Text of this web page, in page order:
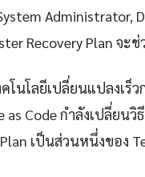
Administrator,
Recovery Plan
โนโลยีเปลี่ยนแปลงเร็
Code กำลังเปลี่ยนวิ
Plan เป็นส่วนหนึ่งของ